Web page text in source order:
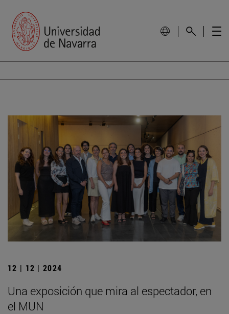
12 | 12 | 2024
Una exposición que mira al espectador, en
el MUN